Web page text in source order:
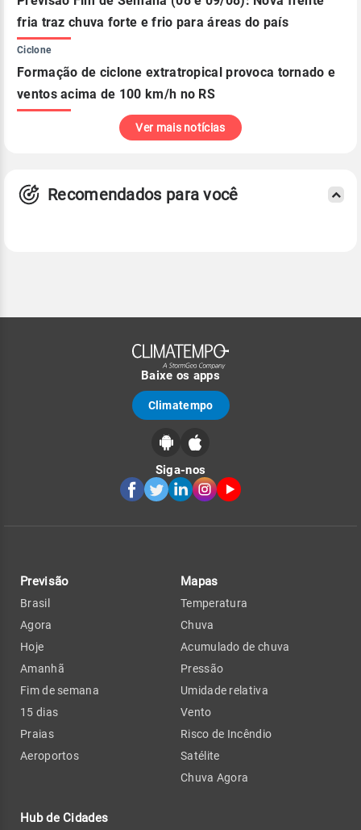
fria traz chuva forte e frio para áreas do país
Ciclone
Formação de ciclone extratropical provoca tornado e
ventos acima de 100 km/h no RS
Ver mais notícias
Recomendados para você
Baixe os apps
Climatempo
Siga-nos
Previsão
Brasil
Agora
Hoje
Amanhã
Fim de semana
15 dias
Praias
Aeroportos
Hub de Cidades
Mapas
Temperatura
Chuva
Acumulado de chuva
Pressão
Umidade relativa
Vento
Risco de Incêndio
Satélite
Chuva Agora